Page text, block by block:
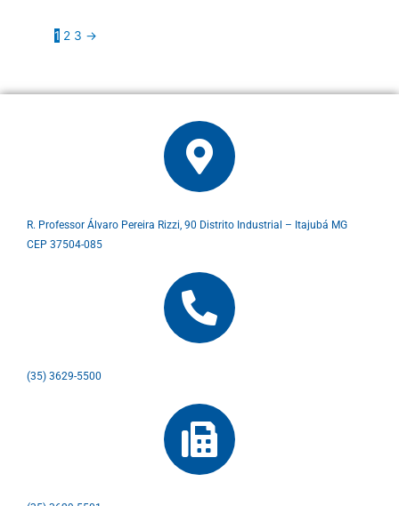
1 2 3 →
R. Professor Álvaro Pereira Rizzi, 90 Distrito Industrial – Itajubá MG
CEP 37504-085
(35) 3629-5500